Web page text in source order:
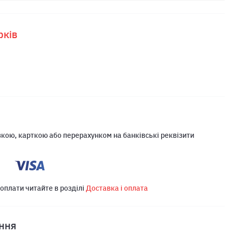
карткою або перерахунком на банківські реквізити
читайте в розділі Доставка і оплата